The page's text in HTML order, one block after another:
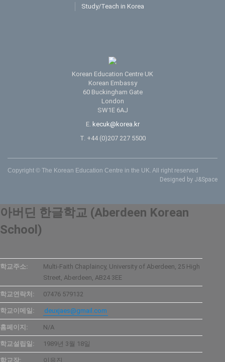
Study/Teach in Korea
Korean Education Centre UK
Korean Embassy
60 Buckingham Gate
London
SW1E 6AJ
E. kecuk@korea.kr
T. +44 (0)207 227 5500
Copyright © The Korean Education Centre in the UK. All right reserved
Designed by J&Space
아버딘 한글학교 (Aberdeen Korean
School)
학교주소:
Multi-Faith Chaplaincy, University of Aberdeen, 25 High
Street, Aberdeen, AB24 3EE
학교연락처: 07476 579132
학교이메일: deuxjaes@gmail.com
홈페이지: N/A
학교설립일: 1989년 3월 18일
학교장: 이유진